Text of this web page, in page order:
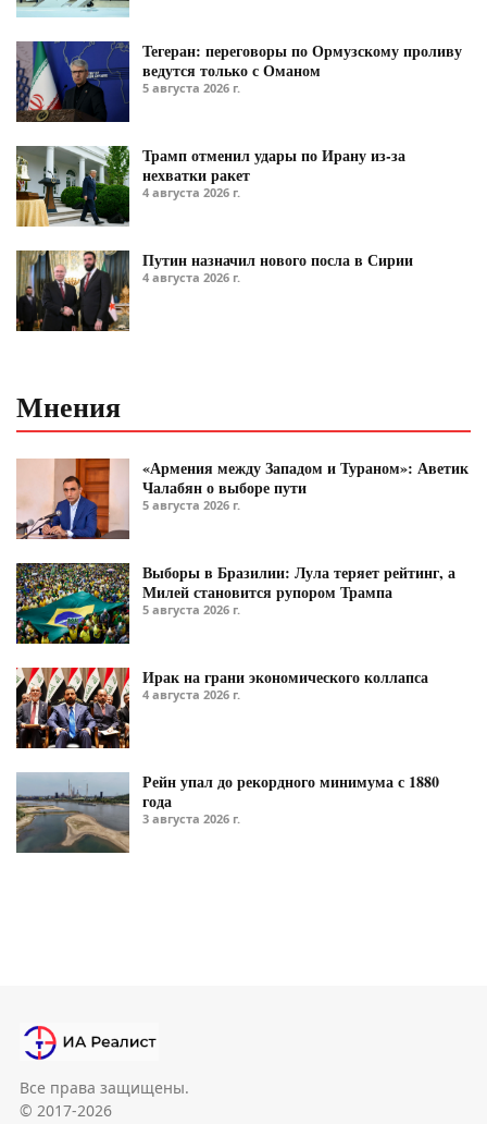
Тегеран: переговоры по Ормузскому проливу
ведутся только с Оманом
5 августа 2026 г.
Трамп отменил удары по Ирану из-за
нехватки ракет
4 августа 2026 г.
Путин назначил нового посла в Сирии
4 августа 2026 г.
Мнения
«Армения между Западом и Тураном»: Аветик
Чалабян о выборе пути
5 августа 2026 г.
Выборы в Бразилии: Лула теряет рейтинг, а
Милей становится рупором Трампа
5 августа 2026 г.
Ирак на грани экономического коллапса
4 августа 2026 г.
Рейн упал до рекордного минимума с 1880
года
3 августа 2026 г.
Все права защищены.
© 2017-2026